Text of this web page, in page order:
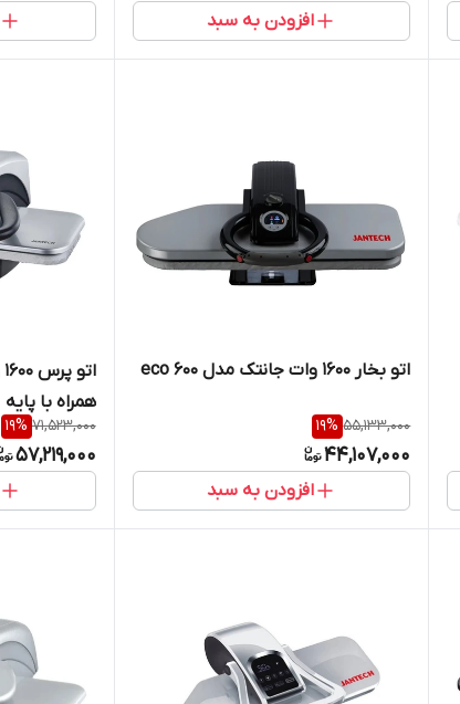
افزودن به سبد
اتو بخار 1600 وات جانتک مدل eco 600
55,133,000
19%
44,107,000
افزودن به سبد
همراه با پایه
71,523,000
19%
57,219,000